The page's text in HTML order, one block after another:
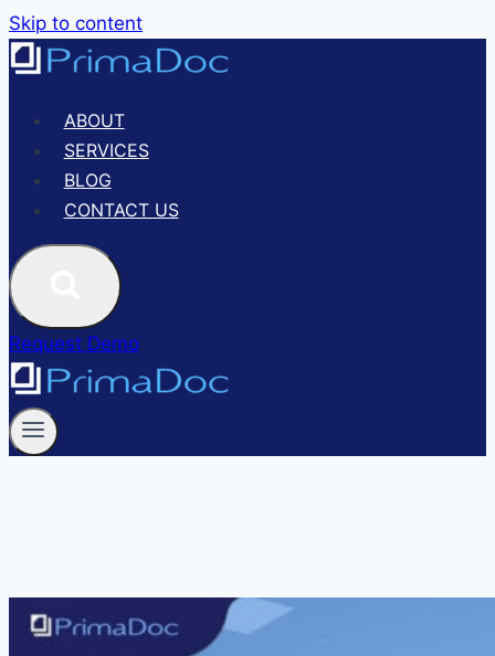
Skip to content
ABOUT
SERVICES
BLOG
CONTACT US
Request Demo